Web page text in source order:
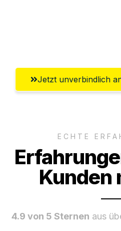
Jetzt unverbindlich
ECHTE
Kunden
4.9 von 5 Sternen aus